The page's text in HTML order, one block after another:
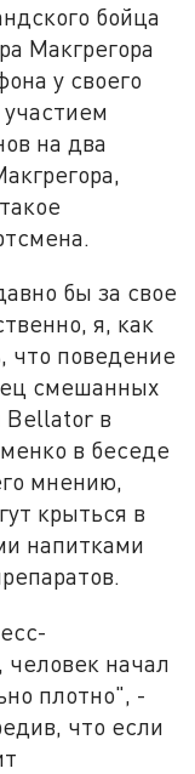
бойца
Макгрегора
у своего
на два
бы за свое
я, как
что поведение
смешанных
Bellator в
в беседе
мнению,
крыться в
напитками
начал
плотно", -
что если